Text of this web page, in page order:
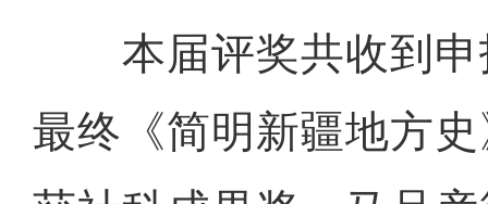
本届评奖共收到申
最终《简明新疆地方